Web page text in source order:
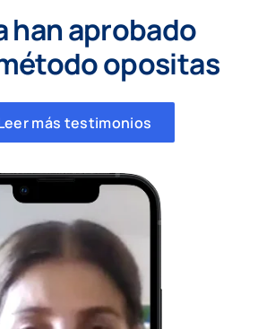
han aprobado
opositas
más testimonios